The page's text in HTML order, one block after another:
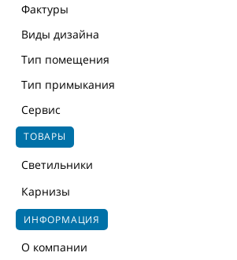
Фактуры
Виды дизайна
Тип помещения
Тип примыкания
Сервис
ТОВАРЫ
Светильники
Карнизы
ИНФОРМАЦИЯ
О компании